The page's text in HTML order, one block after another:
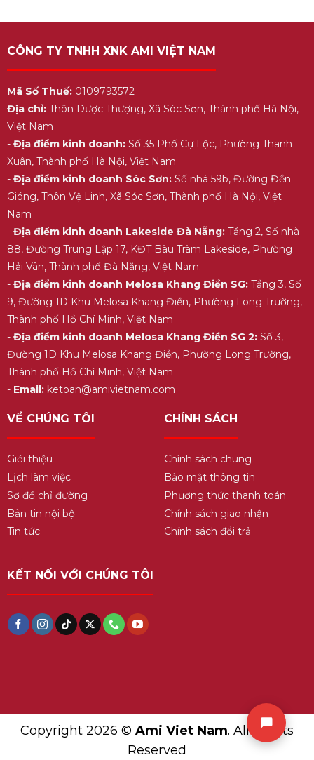
CÔNG TY TNHH XNK AMI VIỆT NAM
Mã Số Thuế:0109793572
Địa chỉ:Thôn Dược Thượng, Xã Sóc Sơn, Thành phố Hà Nội,
Việt Nam
- Địa điểm kinh doanh:Số 35 Phố Cự Lộc, Phường Thanh
Xuân, Thành phố Hà Nội, Việt Nam
- Địa điểm kinh doanh Sóc Sơn:Số nhà 59b, Đường Đền
Gióng, Thôn Vệ Linh, Xã Sóc Sơn, Thành phố Hà Nội, Việt
Nam
- Địa điểm kinh doanh Lakeside Đà Nẵng:Tầng 2, Số nhà
88, Đường Trung Lập 17, KĐT Bàu Tràm Lakeside, Phường
Hải Vân, Thành phố Đà Nẵng, Việt Nam.
- Địa điểm kinh doanh Melosa Khang Điền SG:Tầng 3, Số
9, Đường 1D Khu Melosa Khang Điền, Phường Long Trường,
Thành phố Hồ Chí Minh, Việt Nam
- Địa điểm kinh doanh Melosa Khang Điền SG 2:Số 3,
Đường 1D Khu Melosa Khang Điền, Phường Long Trường,
Thành phố Hồ Chí Minh, Việt Nam
- Email:ketoan@amivietnam.com
VỀ CHÚNG TÔI
Giới thiệu
Lịch làm việc
Sơ đồ chỉ đường
Bản tin nội bộ
Tin tức
CHÍNH SÁCH
Chính sách chung
Bảo mật thông tin
Phương thức thanh toán
Chính sách giao nhận
Chính sách đổi trả
KẾT NỐI VỚI CHÚNG TÔI
Copyright 2026 © Ami Viet Nam. All Rights
Reserved